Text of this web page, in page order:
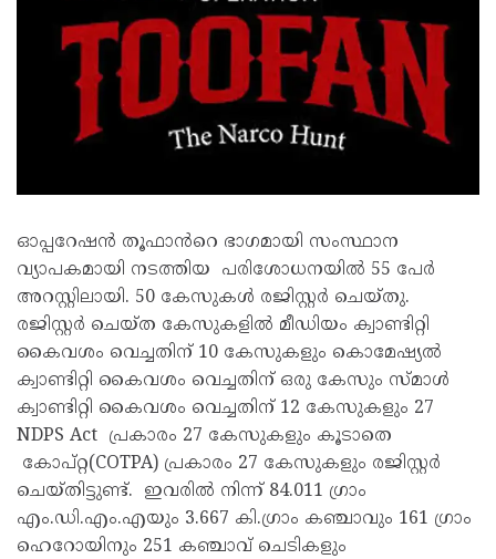
ഓപ്പറേഷൻ തൂഫാൻറെ ഭാഗമായി സംസ്ഥാന
വ്യാപകമായി നടത്തിയ പരിശോധനയിൽ 55 പേർ
അറസ്റ്റിലായി. 50 കേസുകൾ രജിസ്റ്റർ ചെയ്തു.
രജിസ്റ്റർ ചെയ്ത കേസുകളിൽ മീഡിയം ക്വാണ്ടിറ്റി
കൈവശം വെച്ചതിന് 10 കേസുകളും കൊമേഷ്യൽ
ക്വാണ്ടിറ്റി കൈവശം വെച്ചതിന് ഒരു കേസും സ്മാൾ
ക്വാണ്ടിറ്റി കൈവശം വെച്ചതിന് 12 കേസുകളും 27
NDPS Act പ്രകാരം 27 കേസുകളും കൂടാതെ
കോപ്റ്റ(COTPA) പ്രകാരം 27 കേസുകളും രജിസ്റ്റർ
ചെയ്തിട്ടുണ്ട്. ഇവരിൽ നിന്ന് 84.011 ഗ്രാം
എം.ഡി.എം.എയും 3.667 കി.ഗ്രാം കഞ്ചാവും 161 ഗ്രാം
ഹെറോയിനും 251 കഞ്ചാവ് ചെടികളും